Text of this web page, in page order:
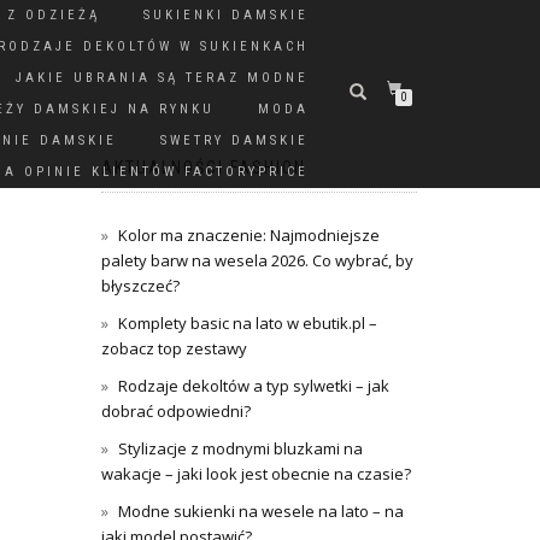
Z ODZIEŻĄ
SUKIENKI DAMSKIE
DEKOLTÓW W SUKIENKACH
JAKIE UBRANIA SĄ TERAZ MODNE
DAMSKIEJ NA RYNKU
MODA
DAMSKIE
SWETRY DAMSKIE
OPINIE KLIENTÓW FACTORYPRICE
0
AKTUALNOŚCI FASHION
Kolor ma znaczenie: Najmodniejsze
palety barw na wesela 2026. Co wybrać, by
błyszczeć?
Komplety basic na lato w ebutik.pl –
zobacz top zestawy
Rodzaje dekoltów a typ sylwetki – jak
dobrać odpowiedni?
Stylizacje z modnymi bluzkami na
wakacje – jaki look jest obecnie na czasie?
Modne sukienki na wesele na lato – na